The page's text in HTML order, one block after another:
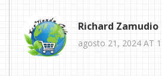
Richard Zamudio
agosto 21, 2024 AT